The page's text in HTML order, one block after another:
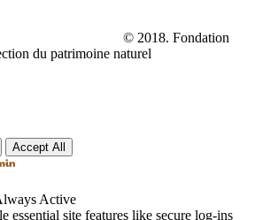
© 2018. Fondation
du patrimoine naturel
Accept All
Active
essential site features like secure log-ins